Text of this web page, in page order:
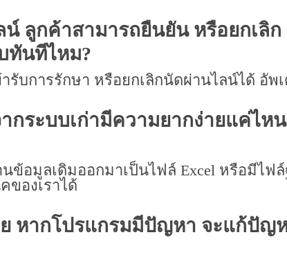
น์ ลูกค้าสามารถยืนยัน หรือยกเลิ
ทันทีไหม?
รับการรักษา หรือยกเลิกนัดผ่านไลน์ได้ อั
กระบบเก่ามีความยากง่ายแค่ไห
นข้อมูลเดิมออกมาเป็นไฟล์ Excel หรือมีไ
ของเราได้
หากโปรแกรมมีปัญหา จะแก้ปัญ